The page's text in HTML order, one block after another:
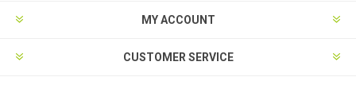
MY ACCOUNT
CUSTOMER SERVICE